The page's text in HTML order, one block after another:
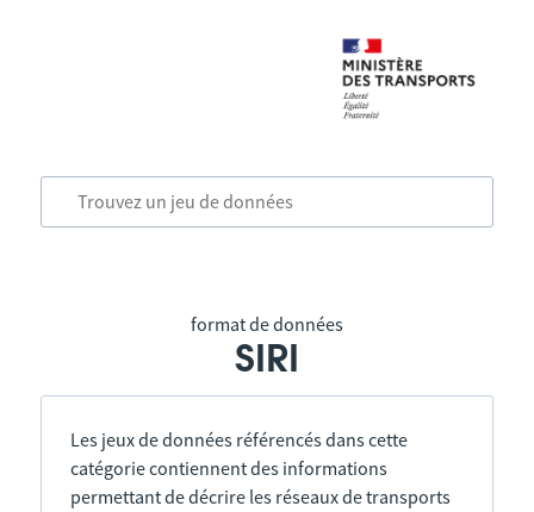
format de données
SIRI
Les jeux de données référencés dans cette
catégorie contiennent des informations
permettant de décrire les réseaux de transports